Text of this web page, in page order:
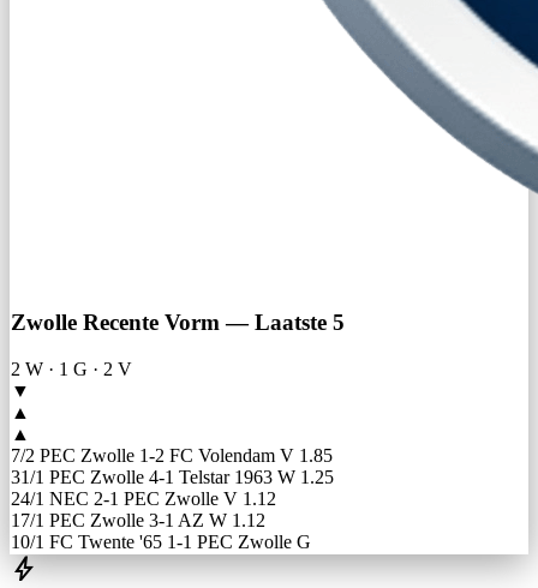
Zwolle Recente Vorm — Laatste 5
2 W · 1 G · 2 V
▼
▲
▲
7/2 PEC Zwolle 1-2 FC Volendam V 1.85
31/1 PEC Zwolle 4-1 Telstar 1963 W 1.25
24/1 NEC 2-1 PEC Zwolle V 1.12
17/1 PEC Zwolle 3-1 AZ W 1.12
10/1 FC Twente '65 1-1 PEC Zwolle G
bolt